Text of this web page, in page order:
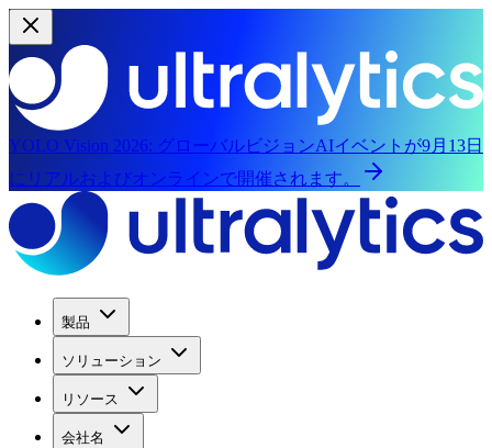
YOLO Vision 2026: グローバルビジョンAIイベントが9月13日
にリアルおよびオンラインで開催されます。
製品
ソリューション
リソース
会社名